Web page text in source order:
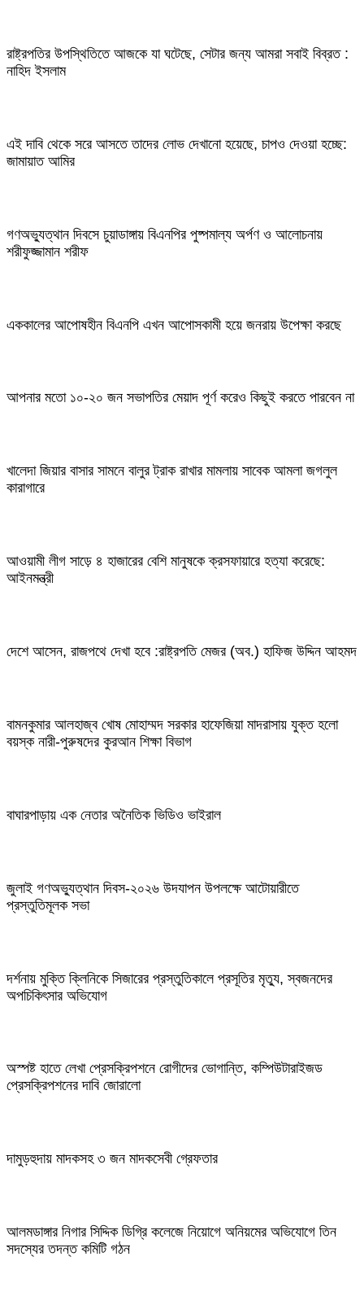
রাষ্ট্রপতির উপস্থিতিতে আজকে যা ঘটেছে, সেটার জন্য আমরা সবাই বিব্রত :
নাহিদ ইসলাম
এই দাবি থেকে সরে আসতে তাদের লোভ দেখানো হয়েছে, চাপও দেওয়া হচ্ছে:
জামায়াত আমির
গণঅভ্যুত্থান দিবসে চুয়াডাঙ্গায় বিএনপির পুষ্পমাল্য অর্পণ ও আলোচনায়
শরীফুজ্জামান শরীফ
এককালের আপোষহীন বিএনপি এখন আপোসকামী হয়ে জনরায় উপেক্ষা করছে
আপনার মতো ১০-২০ জন সভাপতির মেয়াদ পূর্ণ করেও কিছুই করতে পারবেন না
খালেদা জিয়ার বাসার সামনে বালুর ট্রাক রাখার মামলায় সাবেক আমলা জগলুল
কারাগারে
আওয়ামী লীগ সাড়ে ৪ হাজারের বেশি মানুষকে ক্রসফায়ারে হত্যা করেছে:
আইনমন্ত্রী
দেশে আসেন, রাজপথে দেখা হবে :রাষ্ট্রপতি মেজর (অব.) হাফিজ উদ্দিন আহমদ
বামনকুমার আলহাজ্ব খোষ মোহাম্মদ সরকার হাফেজিয়া মাদরাসায় যুক্ত হলো
বয়স্ক নারী-পুরুষদের কুরআন শিক্ষা বিভাগ
বাঘারপাড়ায় এক নেতার অনৈতিক ভিডিও ভাইরাল
জুলাই গণঅভ্যুত্থান দিবস-২০২৬ উদযাপন উপলক্ষে আটোয়ারীতে
প্রস্তুতিমূলক সভা
দর্শনায় মুক্তি ক্লিনিকে সিজারের প্রস্তুতিকালে প্রসূতির মৃত্যু, স্বজনদের
অপচিকিৎসার অভিযোগ
অস্পষ্ট হাতে লেখা প্রেসক্রিপশনে রোগীদের ভোগান্তি, কম্পিউটারাইজড
প্রেসক্রিপশনের দাবি জোরালো
দামুড়হুদায় মাদকসহ ৩ জন মাদকসেবী গ্রেফতার
আলমডাঙ্গার নিগার সিদ্দিক ডিগ্রি কলেজে নিয়োগে অনিয়মের অভিযোগে তিন
সদস্যের তদন্ত কমিটি গঠন